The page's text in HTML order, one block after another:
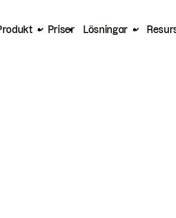
Priser Lösningar